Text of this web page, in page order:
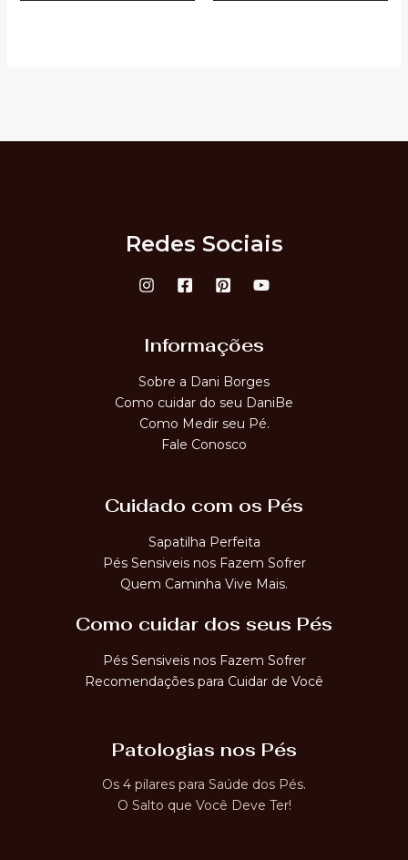
Redes Sociais
Informações
Sobre a Dani Borges
Como cuidar do seu DaniBe
Como Medir seu Pé.
Fale Conosco
Cuidado com os Pés
Sapatilha Perfeita
Pés Sensiveis nos Fazem Sofrer
Quem Caminha Vive Mais.
Como cuidar dos seus Pés
Pés Sensiveis nos Fazem Sofrer
Recomendações para Cuidar de Você
Patologias nos Pés
Os 4 pilares para Saúde dos Pés.
O Salto que Você Deve Ter!